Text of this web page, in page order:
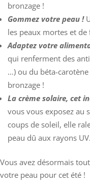
bronzage !
Gommez votre peau !
les peaux mortes et
Adaptez votre
qui renferment des
…) ou du béta-
bronzage !
La crème solaire, cet
vous vous exposez au
coups de soleil, elle
peau dû aux rayons UV.
Vous avez désormais
votre peau pour cet été !